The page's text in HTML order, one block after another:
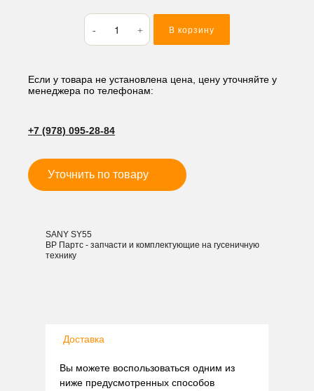
Количество
товара
Быстросъем
45*168*230,
мм
В корзину
Если у товара не установлена цена, цену уточняйте у
менеджера по телефонам:
+7 (978) 095-28-84
Уточнить по товару
SANY SY55
ВР Партс - запчасти и комплектующие на гусеничную
технику
Доставка
Вы можете воспользоваться одним из
ниже предусмотренных способов